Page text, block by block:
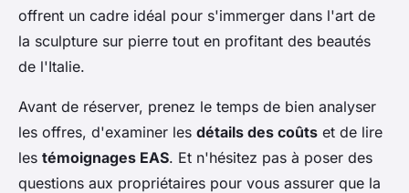
offrent un cadre idéal pour s'immerger dans l'art de
la sculpture sur pierre tout en profitant des beautés
de l'Italie.
Avant de réserver, prenez le temps de bien analyser
les offres, d'examiner les détails des coûts et de lire
les témoignages EAS. Et n'hésitez pas à poser des
questions aux propriétaires pour vous assurer que la